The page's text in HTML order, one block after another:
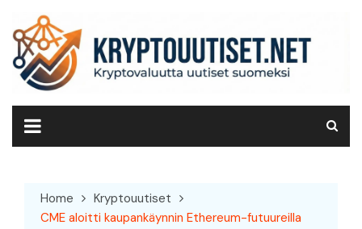
content
Home
Kryptouutiset
CME aloitti kaupankäynnin Ethereum-futuureilla